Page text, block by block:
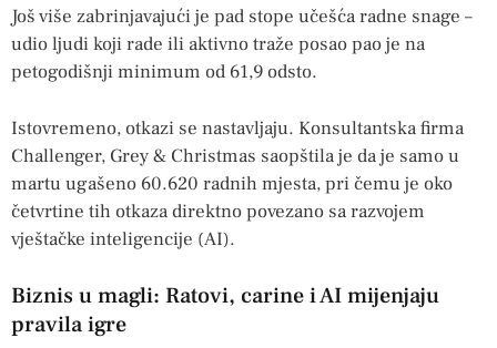
Još više zabrinjavajući je pad stope učešća radne snage –
udio ljudi koji rade ili aktivno traže posao pao je na
petogodišnji minimum od 61,9 odsto.
Istovremeno, otkazi se nastavljaju. Konsultantska firma
Challenger, Grey & Christmas saopštila je da je samo u
martu ugašeno 60.620 radnih mjesta, pri čemu je oko
četvrtine tih otkaza direktno povezano sa razvojem
vještačke inteligencije (AI).
Biznis u magli: Ratovi, carine i AI mijenjaju
pravila igre